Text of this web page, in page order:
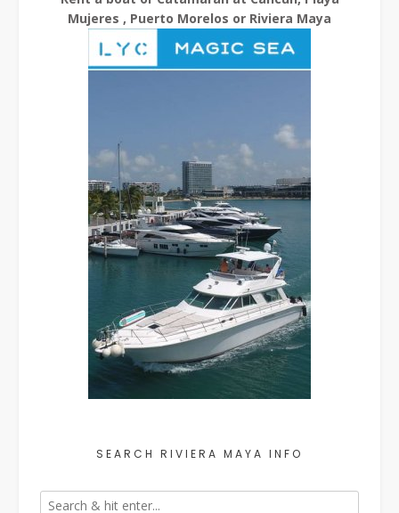
Mujeres , Puerto Morelos or Riviera Maya
SEARCH RIVIERA MAYA INFO